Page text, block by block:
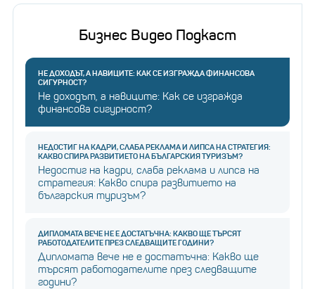
Бизнес Видео Подкаст
НЕ ДОХОДЪТ, А НАВИЦИТЕ: КАК СЕ ИЗГРАЖДА ФИНАНСОВА
СИГУРНОСТ?
Не доходът, а навиците: Как се изгражда
финансова сигурност?
НЕДОСТИГ НА КАДРИ, СЛАБА РЕКЛАМА И ЛИПСА НА СТРАТЕГИЯ:
КАКВО СПИРА РАЗВИТИЕТО НА БЪЛГАРСКИЯ ТУРИЗЪМ?
Недостиг на кадри, слаба реклама и липса на
стратегия: Какво спира развитието на
българския туризъм?
ДИПЛОМАТА ВЕЧЕ НЕ Е ДОСТАТЪЧНА: КАКВО ЩЕ ТЪРСЯТ
РАБОТОДАТЕЛИТЕ ПРЕЗ СЛЕДВАЩИТЕ ГОДИНИ?
Дипломата вече не е достатъчна: Какво ще
търсят работодателите през следващите
години?